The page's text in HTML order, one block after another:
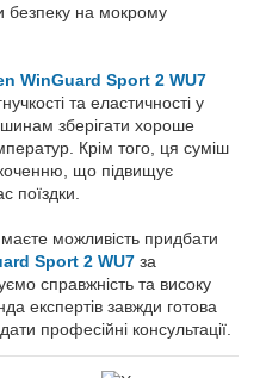
безпеку на мокрому
WinGuard Sport 2 WU7
та еластичності у
зберігати хороше
Крім того, ця суміш
що підвищує
поїздки.
можливість придбати
Sport 2 WU7 за
справжність та високу
експертів завжди готова
професійні консультації.